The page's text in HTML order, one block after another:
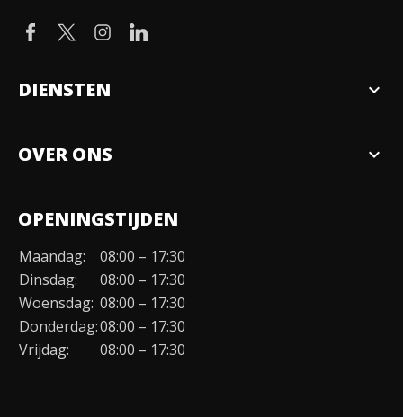
DIENSTEN expand_more
OVER ONS expand_more
Organisatie
Duurzaamheid
Werken bij
Contact
OPENINGSTIJDEN
Maandag:
08:00 – 17:30
Dinsdag:
08:00 – 17:30
Woensdag: 08:00 – 17:30
Donderdag:08:00 – 17:30
Vrijdag:
08:00 – 17:30